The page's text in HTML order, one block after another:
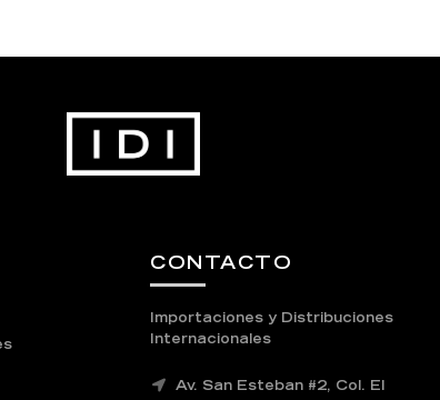
CONTACTO
Importaciones y Distribuciones
Internacionales
Av. San Esteban #2, Col. El